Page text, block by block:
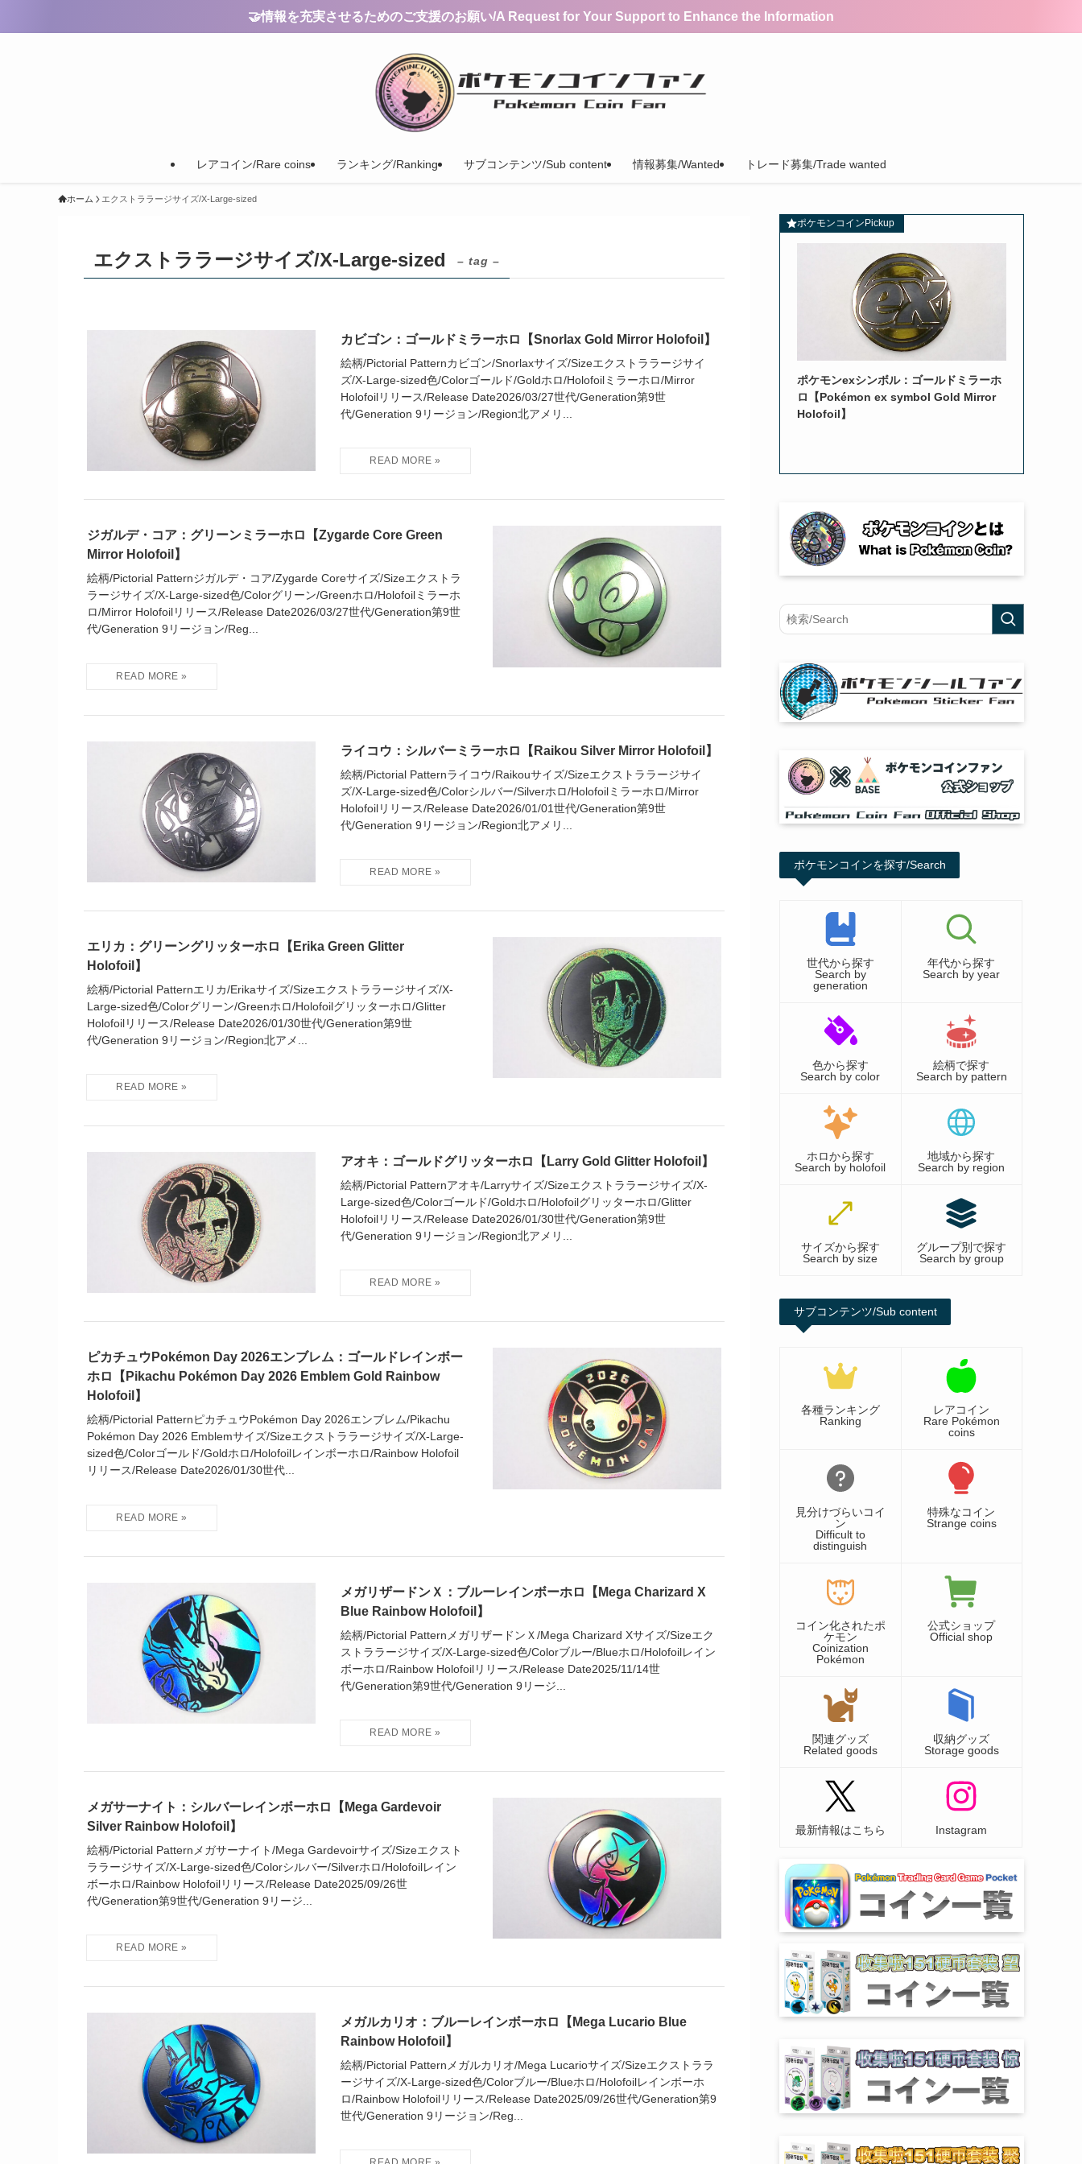
🤝情報を充実させるためのご支援のお願い/A Request for Your Support to Enhance the Information
レアコイン/Rare coins ランキング/Ranking サブコンテンツ/Sub content 情報募集/Wanted トレード募集/Trade wanted
ホーム エクストララージサイズ/X-Large-sized
エクストララージサイズ/X-Large-sized – tag –
カビゴン：ゴールドミラーホロ【Snorlax Gold Mirror Holofoil】
絵柄/Pictorial Patternカビゴン/Snorlaxサイズ/Sizeエクストララージサイ
ズ/X-Large-sized色/Colorゴールド/Goldホロ/Holofoilミラーホロ/Mirror
Holofoilリリース/Release Date2026/03/27世代/Generation第9世
代/Generation 9リージョン/Region北アメリ...
ジガルデ・コア：グリーンミラーホロ【Zygarde Core Green
Mirror Holofoil】
絵柄/Pictorial Patternジガルデ・コア/Zygarde Coreサイズ/Sizeエクストラ
ラージサイズ/X-Large-sized色/Colorグリーン/Greenホロ/Holofoilミラーホ
ロ/Mirror Holofoilリリース/Release Date2026/03/27世代/Generation第9世
代/Generation 9リージョン/Reg...
ライコウ：シルバーミラーホロ【Raikou Silver Mirror Holofoil】
絵柄/Pictorial Patternライコウ/Raikouサイズ/Sizeエクストララージサイ
ズ/X-Large-sized色/Colorシルバー/Silverホロ/Holofoilミラーホロ/Mirror
Holofoilリリース/Release Date2026/01/01世代/Generation第9世
代/Generation 9リージョン/Region北アメリ...
エリカ：グリーングリッターホロ【Erika Green Glitter
Holofoil】
絵柄/Pictorial Patternエリカ/Erikaサイズ/Sizeエクストララージサイズ/X-
Large-sized色/Colorグリーン/Greenホロ/Holofoilグリッターホロ/Glitter
Holofoilリリース/Release Date2026/01/30世代/Generation第9世
代/Generation 9リージョン/Region北アメ...
アオキ：ゴールドグリッターホロ【Larry Gold Glitter Holofoil】
絵柄/Pictorial Patternアオキ/Larryサイズ/Sizeエクストララージサイズ/X-
Large-sized色/Colorゴールド/Goldホロ/Holofoilグリッターホロ/Glitter
Holofoilリリース/Release Date2026/01/30世代/Generation第9世
代/Generation 9リージョン/Region北アメリ...
ピカチュウPokémon Day 2026エンブレム：ゴールドレインボー
ホロ【Pikachu Pokémon Day 2026 Emblem Gold Rainbow
Holofoil】
絵柄/Pictorial PatternピカチュウPokémon Day 2026エンブレム/Pikachu
Pokémon Day 2026 Emblemサイズ/Sizeエクストララージサイズ/X-Large-
sized色/Colorゴールド/Goldホロ/Holofoilレインボーホロ/Rainbow Holofoil
リリース/Release Date2026/01/30世代...
メガリザードンＸ：ブルーレインボーホロ【Mega Charizard X
Blue Rainbow Holofoil】
絵柄/Pictorial PatternメガリザードンＸ/Mega Charizard Xサイズ/Sizeエク
ストララージサイズ/X-Large-sized色/Colorブルー/Blueホロ/Holofoilレイン
ボーホロ/Rainbow Holofoilリリース/Release Date2025/11/14世
代/Generation第9世代/Generation 9リージ...
メガサーナイト：シルバーレインボーホロ【Mega Gardevoir
Silver Rainbow Holofoil】
絵柄/Pictorial Patternメガサーナイト/Mega Gardevoirサイズ/Sizeエクスト
ララージサイズ/X-Large-sized色/Colorシルバー/Silverホロ/Holofoilレイン
ボーホロ/Rainbow Holofoilリリース/Release Date2025/09/26世
代/Generation第9世代/Generation 9リージ...
メガルカリオ：ブルーレインボーホロ【Mega Lucario Blue
Rainbow Holofoil】
絵柄/Pictorial Patternメガルカリオ/Mega Lucarioサイズ/Sizeエクストララ
ージサイズ/X-Large-sized色/Colorブルー/Blueホロ/Holofoilレインボーホ
ロ/Rainbow Holofoilリリース/Release Date2025/09/26世代/Generation第9
世代/Generation 9リージョン/Reg...
ポケモンコインPickup
ポケモンexシンボル：ゴールドミラーホ
ロ【Pokémon ex symbol Gold Mirror
Holofoil】
ポケモンコインを探す/Search
世代から探す
Search by
generation
年代から探す
Search by year
色から探す
Search by color
絵柄で探す
Search by pattern
ホロから探す
Search by holofoil
地域から探す
Search by region
サイズから探す
Search by size
グループ別で探す
Search by group
サブコンテンツ/Sub content
各種ランキング
Ranking
レアコイン
Rare Pokémon
coins
見分けづらいコイ
ン
Difficult to
distinguish
特殊なコイン
Strange coins
コイン化されたポ
ケモン
Coinization
Pokémon
公式ショップ
Official shop
関連グッズ
Related goods
収納グッズ
Storage goods
最新情報はこちら Instagram